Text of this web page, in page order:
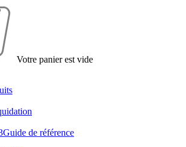
Votre panier est vide
Guide de référence